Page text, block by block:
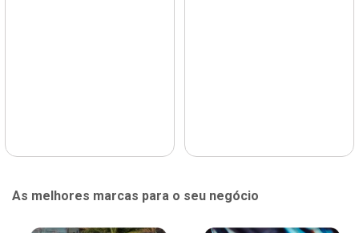
As melhores marcas para o seu negócio